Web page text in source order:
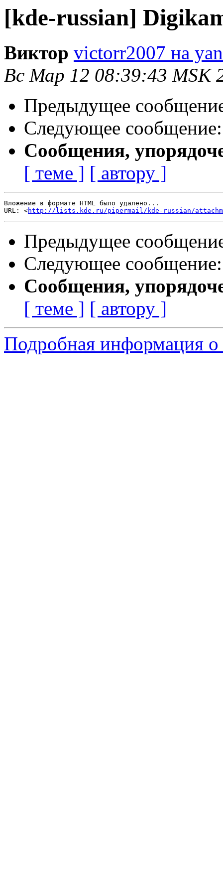
[kde-russian]
Виктор victorr2007 на
Вс Мар 12 08:39:43 MSK
Предыдущее
Следующее
Сообщения,
[ теме ] [ автору ]
Вложение в формате HTML было удалено...
URL: <http://lists.kde.ru/pipermail/kde-russian/
Предыдущее
Следующее
Сообщения,
[ теме ] [ автору ]
Подробная информация о